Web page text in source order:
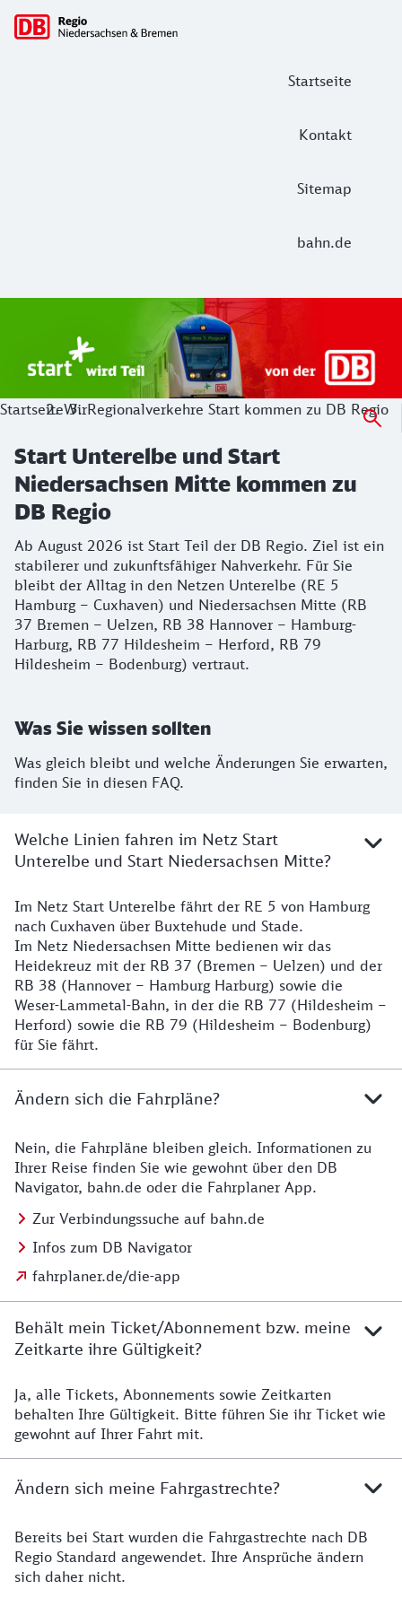
Startseite
Kontakt
Sitemap
bahn.de
Hauptnavigation
Start Unterelbe und Start
Ab August 2026 ist Start Teil der DB Regio. Ziel ist ein
StartseiteWirRegionalverkehre Start kommen zu DB Regio
Start Unterelbe und Start
Niedersachsen Mitte kommen zu
DB Regio
Ab August 2026 ist Start Teil der DB Regio. Ziel ist ein
stabilerer und zukunftsfähiger Nahverkehr. Für Sie
bleibt der Alltag in den Netzen Unterelbe (RE 5
Hamburg – Cuxhaven) und Niedersachsen Mitte (RB
37 Bremen – Uelzen, RB 38 Hannover – Hamburg-
Harburg, RB 77 Hildesheim – Herford, RB 79
Hildesheim – Bodenburg) vertraut.
Was Sie wissen sollten
Was gleich bleibt und welche Änderungen Sie erwarten,
finden Sie in diesen FAQ.
Welche Linien fahren im Netz Start
Unterelbe und Start Niedersachsen Mitte?
Details
Im Netz Start Unterelbe fährt der RE 5 von Hamburg
nach Cuxhaven über Buxtehude und Stade.
Im Netz Niedersachsen Mitte bedienen wir das
Heidekreuz mit der RB 37 (Bremen – Uelzen) und der
RB 38 (Hannover – Hamburg Harburg) sowie die
Weser-Lammetal-Bahn, in der die RB 77 (Hildesheim –
Herford) sowie die RB 79 (Hildesheim – Bodenburg)
für Sie fährt.
Ändern sich die Fahrpläne?
Details zu den Fahrplänen
Nein, die Fahrpläne bleiben gleich. Informationen zu
Ihrer Reise finden Sie wie gewohnt über den DB
Navigator, bahn.de oder die Fahrplaner App.
Zur Verbindungssuche auf bahn.de
Infos zum DB Navigator
fahrplaner.de/die-app
Behält mein Ticket/Abonnement bzw. meine
Zeitkarte ihre Gültigkeit?
Details zur Zeitkarte
Ja, alle Tickets, Abonnements sowie Zeitkarten
behalten Ihre Gültigkeit. Bitte führen Sie ihr Ticket wie
gewohnt auf Ihrer Fahrt mit.
Ändern sich meine Fahrgastrechte?
Details zu Fahrgastrechten
Bereits bei Start wurden die Fahrgastrechte nach DB
Regio Standard angewendet. Ihre Ansprüche ändern
sich daher nicht.